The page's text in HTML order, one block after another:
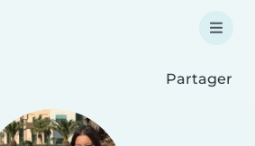
Partager